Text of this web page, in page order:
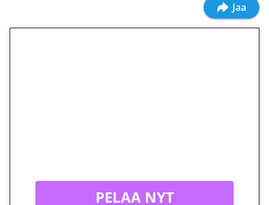
Jaa
PELAA NYT